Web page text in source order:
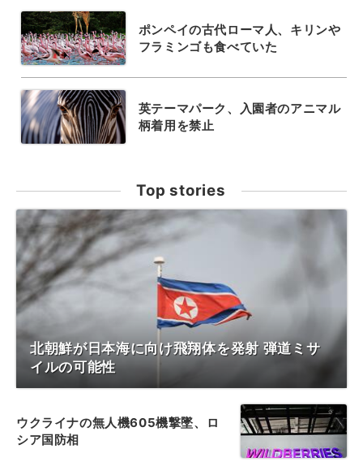
ポンペイの古代ローマ人、キリンや
フラミンゴも食べていた
英テーマパーク、入園者のアニマル
柄着用を禁止
Top stories
北朝鮮が日本海に向け飛翔体を発射 弾道ミサ
イルの可能性
ウクライナの無人機605機撃墜、ロ
シア国防相